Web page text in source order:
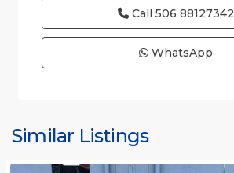
Call 506 88127342
WhatsApp
Similar Listings